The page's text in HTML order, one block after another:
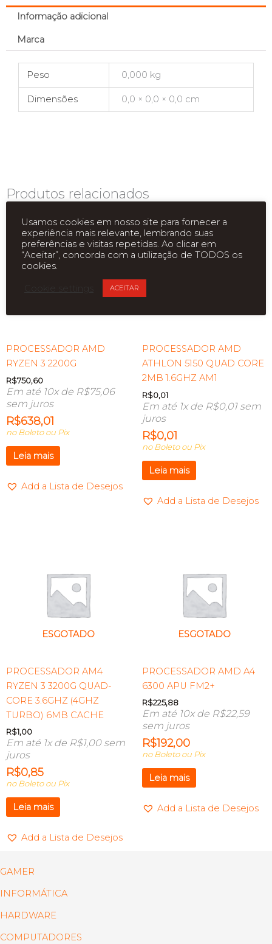
Informação adicional
Marca
Peso 0,000 kg
Dimensões 0,0 × 0,0 × 0,0 cm
Produtos relacionados
PROCESSADOR AMD
RYZEN 3 2200G
R$750,60
Em até 10x de R$75,06
sem juros
R$638,01
no Boleto ou Pix
Leia mais
Add a Lista de Desejos
PROCESSADOR AMD
ATHLON 5150 QUAD CORE
2MB 1.6GHZ AM1
R$0,01
Em até 1x de R$0,01sem
juros
R$0,01
no Boleto ou Pix
Leia mais
Add a Lista de Desejos
ESGOTADO
PROCESSADOR AM4
RYZEN 3 3200G QUAD-
CORE 3.6GHZ (4GHZ
TURBO) 6MB CACHE
R$1,00
Em até 1x de R$1,00sem
juros
R$0,85
no Boleto ou Pix
Leia mais
Add a Lista de Desejos
ESGOTADO
PROCESSADOR AMD A4
6300 APU FM2+
R$225,88
Em até 10x de R$22,59
sem juros
R$192,00
no Boleto ou Pix
Leia mais
Add a Lista de Desejos
GAMER
INFORMÁTICA
HARDWARE
COMPUTADORES
Usamos cookies em nosso site para fornecer a
experiência mais relevante, lembrando suas
preferências e visitas repetidas. Ao clicar em
“Aceitar”, concorda com a utilização de TODOS os
cookies.
ACEITAR